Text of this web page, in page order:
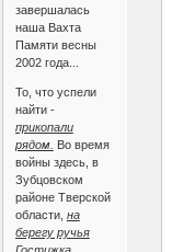
завершалась
наша Вахта
Памяти весны
2002 года...
То, что успели
найти -
прикопали
рядом. Во время
войны здесь, в
Зубцовском
районе Тверской
области, на
берегу ручья
Гостижка